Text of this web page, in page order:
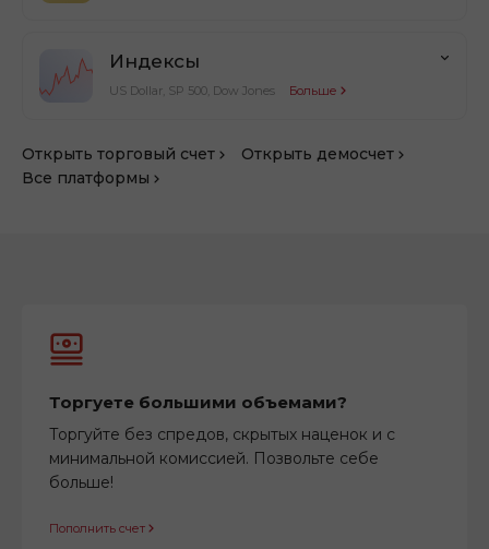
Индексы
US Dollar, SP 500, Dow Jones Больше
Открыть торговый счет
Открыть демосчет
Все платформы
Торгуете большими объемами?
Торгуйте без спредов, скрытых наценок и с
минимальной комиссией. Позвольте себе
больше!
Пополнить счет